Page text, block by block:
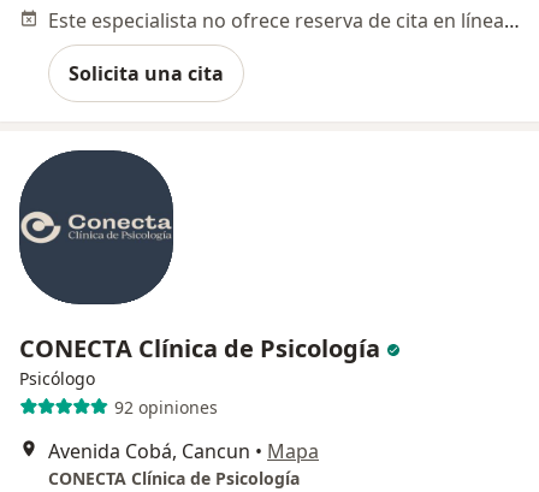
Este especialista no ofrece reserva de cita en línea en esta dirección.
Solicita una cita
CONECTA Clínica de Psicología
Psicólogo
92 opiniones
Avenida Cobá, Cancun • Mapa
CONECTA Clínica de Psicología